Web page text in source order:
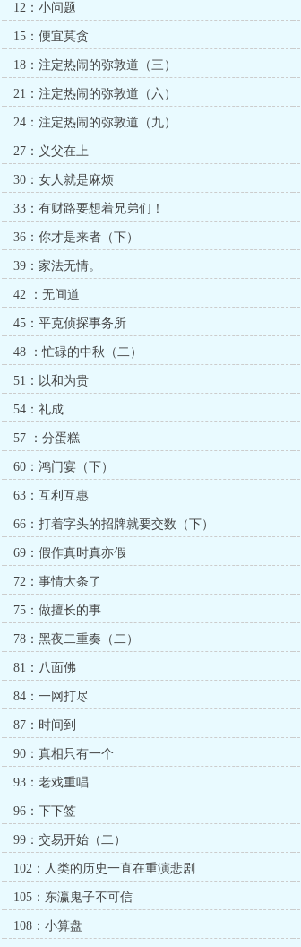
12：小问题
15：便宜莫贪
18：注定热闹的弥敦道（三）
21：注定热闹的弥敦道（六）
24：注定热闹的弥敦道（九）
27：义父在上
30：女人就是麻烦
33：有财路要想着兄弟们！
36：你才是来者（下）
39：家法无情。
42 ：无间道
45：平克侦探事务所
48 ：忙碌的中秋（二）
51：以和为贵
54：礼成
57 ：分蛋糕
60：鸿门宴（下）
63：互利互惠
66：打着字头的招牌就要交数（下）
69：假作真时真亦假
72：事情大条了
75：做擅长的事
78：黑夜二重奏（二）
81：八面佛
84：一网打尽
87：时间到
90：真相只有一个
93：老戏重唱
96：下下签
99：交易开始（二）
102：人类的历史一直在重演悲剧
105：东瀛鬼子不可信
108：小算盘